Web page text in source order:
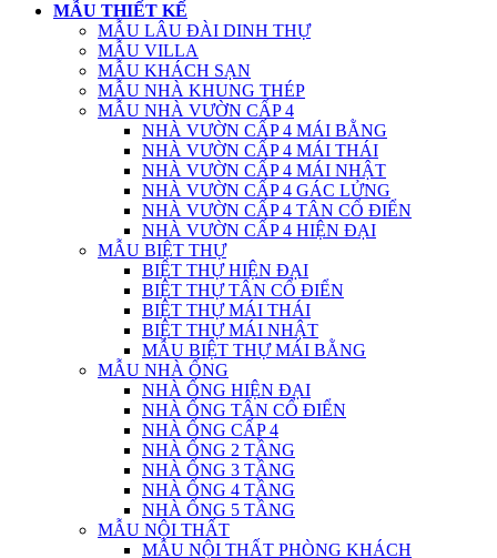
MẪU THIẾT KẾ
MẪU LÂU ĐÀI DINH THỰ
MẪU VILLA
MẪU KHÁCH SẠN
MẪU NHÀ KHUNG THÉP
MẪU NHÀ VƯỜN CẤP 4
NHÀ VƯỜN CẤP 4 MÁI BẰNG
NHÀ VƯỜN CẤP 4 MÁI THÁI
NHÀ VƯỜN CẤP 4 MÁI NHẬT
NHÀ VƯỜN CẤP 4 GÁC LỬNG
NHÀ VƯỜN CẤP 4 TÂN CỔ ĐIỂN
NHÀ VƯỜN CẤP 4 HIỆN ĐẠI
MẪU BIỆT THỰ
BIỆT THỰ HIỆN ĐẠI
BIỆT THỰ TÂN CỔ ĐIỂN
BIỆT THỰ MÁI THÁI
BIỆT THỰ MÁI NHẬT
MẪU BIỆT THỰ MÁI BẰNG
MẪU NHÀ ỐNG
NHÀ ỐNG HIỆN ĐẠI
NHÀ ỐNG TÂN CỔ ĐIỂN
NHÀ ỐNG CẤP 4
NHÀ ỐNG 2 TẦNG
NHÀ ỐNG 3 TẦNG
NHÀ ỐNG 4 TẦNG
NHÀ ỐNG 5 TẦNG
MẪU NỘI THẤT
MẪU NỘI THẤT PHÒNG KHÁCH